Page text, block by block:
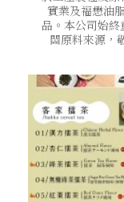
實業及福懋油
品。本公司始
關原料來源，